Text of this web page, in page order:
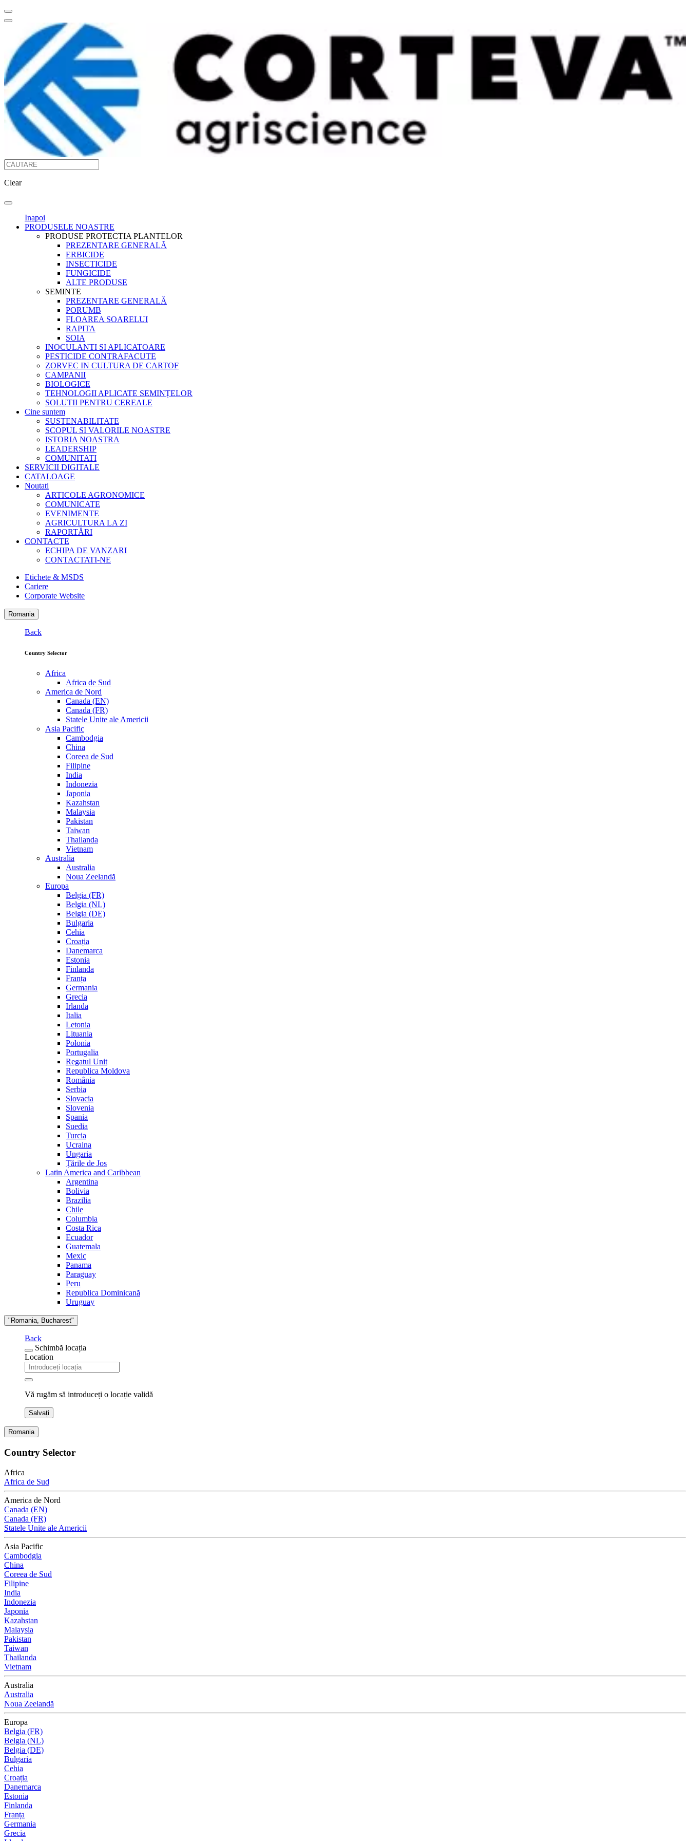
Clear
Inapoi
PRODUSELE NOASTRE
PRODUSE PROTECTIA PLANTELOR
PREZENTARE GENERALĂ
ERBICIDE
INSECTICIDE
FUNGICIDE
ALTE PRODUSE
SEMINTE
PREZENTARE GENERALĂ
PORUMB
FLOAREA SOARELUI
RAPITA
SOIA
INOCULANTI SI APLICATOARE
PESTICIDE CONTRAFACUTE
ZORVEC IN CULTURA DE CARTOF
CAMPANII
BIOLOGICE
TEHNOLOGII APLICATE SEMINȚELOR
SOLUTII PENTRU CEREALE
Cine suntem
SUSTENABILITATE
SCOPUL SI VALORILE NOASTRE
ISTORIA NOASTRA
LEADERSHIP
COMUNITATI
SERVICII DIGITALE
CATALOAGE
Noutati
ARTICOLE AGRONOMICE
COMUNICATE
EVENIMENTE
AGRICULTURA LA ZI
RAPORTĂRI
CONTACTE
ECHIPA DE VANZARI
CONTACTATI-NE
Etichete & MSDS
Cariere
Corporate Website
Romania
Back
Country Selector
Africa
Africa de Sud
America de Nord
Canada (EN)
Canada (FR)
Statele Unite ale Americii
Asia Pacific
Cambodgia
China
Coreea de Sud
Filipine
India
Indonezia
Japonia
Kazahstan
Malaysia
Pakistan
Taiwan
Thailanda
Vietnam
Australia
Australia
Noua Zeelandă
Europa
Belgia (FR)
Belgia (NL)
Belgia (DE)
Bulgaria
Cehia
Croația
Danemarca
Estonia
Finlanda
Franța
Germania
Grecia
Irlanda
Italia
Letonia
Lituania
Polonia
Portugalia
Regatul Unit
Republica Moldova
România
Serbia
Slovacia
Slovenia
Spania
Suedia
Turcia
Ucraina
Ungaria
Țările de Jos
Latin America and Caribbean
Argentina
Bolivia
Brazilia
Chile
Columbia
Costa Rica
Ecuador
Guatemala
Mexic
Panama
Paraguay
Peru
Republica Dominicană
Uruguay
"Romania, Bucharest"
Back
Schimbă locația
Location
Vă rugăm să introduceți o locație validă
Salvați
Romania
Country Selector
Africa
Africa de Sud
America de Nord
Canada (EN)
Canada (FR)
Statele Unite ale Americii
Asia Pacific
Cambodgia
China
Coreea de Sud
Filipine
India
Indonezia
Japonia
Kazahstan
Malaysia
Pakistan
Taiwan
Thailanda
Vietnam
Australia
Australia
Noua Zeelandă
Europa
Belgia (FR)
Belgia (NL)
Belgia (DE)
Bulgaria
Cehia
Croația
Danemarca
Estonia
Finlanda
Franța
Germania
Grecia